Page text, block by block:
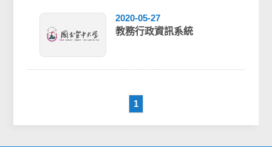
2020-05-27
教務行政資訊系統
1